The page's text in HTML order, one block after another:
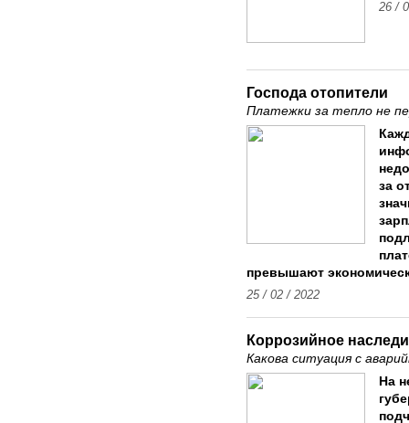
26 /
Господа отопители
Платежки за тепло не
за
превышают
25 / 02 / 2022
Коррозийное
Какова ситуация с
На